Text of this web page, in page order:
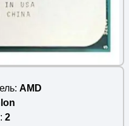
AMD
2